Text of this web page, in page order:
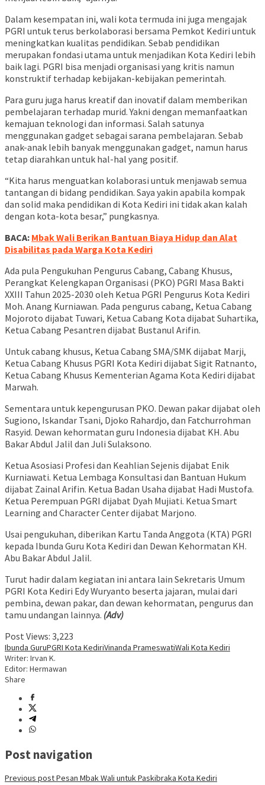
Dalam kesempatan ini, wali kota termuda ini juga mengajak
PGRI untuk terus berkolaborasi bersama Pemkot Kediri untuk
meningkatkan kualitas pendidikan. Sebab pendidikan
merupakan fondasi utama untuk menjadikan Kota Kediri lebih
baik lagi. PGRI bisa menjadi organisasi yang kritis namun
konstruktif terhadap kebijakan-kebijakan pemerintah.
Para guru juga harus kreatif dan inovatif dalam memberikan
pembelajaran terhadap murid. Yakni dengan memanfaatkan
kemajuan teknologi dan informasi. Salah satunya
menggunakan gadget sebagai sarana pembelajaran. Sebab
anak-anak lebih banyak menggunakan gadget, namun harus
tetap diarahkan untuk hal-hal yang positif.
“Kita harus menguatkan kolaborasi untuk menjawab semua
tantangan di bidang pendidikan. Saya yakin apabila kompak
dan solid maka pendidikan di Kota Kediri ini tidak akan kalah
dengan kota-kota besar,” pungkasnya.
BACA: Mbak Wali Berikan Bantuan Biaya Hidup dan Alat
Disabilitas pada Warga Kota Kediri
Ada pula Pengukuhan Pengurus Cabang, Cabang Khusus,
Perangkat Kelengkapan Organisasi (PKO) PGRI Masa Bakti
XXIII Tahun 2025-2030 oleh Ketua PGRI Pengurus Kota Kediri
Moh. Anang Kurniawan. Pada pengurus cabang, Ketua Cabang
Mojoroto dijabat Tuwari, Ketua Cabang Kota dijabat Suhartika,
Ketua Cabang Pesantren dijabat Bustanul Arifin.
Untuk cabang khusus, Ketua Cabang SMA/SMK dijabat Marji,
Ketua Cabang Khusus PGRI Kota Kediri dijabat Sigit Ratnanto,
Ketua Cabang Khusus Kementerian Agama Kota Kediri dijabat
Marwah.
Sementara untuk kepengurusan PKO. Dewan pakar dijabat oleh
Sugiono, Iskandar Tsani, Djoko Rahardjo, dan Fatchurrohman
Rasyid. Dewan kehormatan guru Indonesia dijabat KH. Abu
Bakar Abdul Jalil dan Juli Sulaksono.
Ketua Asosiasi Profesi dan Keahlian Sejenis dijabat Enik
Kurniawati. Ketua Lembaga Konsultasi dan Bantuan Hukum
dijabat Zainal Arifin. Ketua Badan Usaha dijabat Hadi Mustofa.
Ketua Perempuan PGRI dijabat Dyah Mujiati. Ketua Smart
Learning and Character Center dijabat Marjono.
Usai pengukuhan, diberikan Kartu Tanda Anggota (KTA) PGRI
kepada Ibunda Guru Kota Kediri dan Dewan Kehormatan KH.
Abu Bakar Abdul Jalil.
Turut hadir dalam kegiatan ini antara lain Sekretaris Umum
PGRI Kota Kediri Edy Wuryanto beserta jajaran, mulai dari
pembina, dewan pakar, dan dewan kehormatan, pengurus dan
tamu undangan lainnya. (Adv)
Post Views: 3,223
Ibunda GuruPGRI Kota KediriVinanda PrameswatiWali Kota Kediri
Writer: Irvan K.
Editor: Hermawan
Share
Post navigation
Previous postPesan Mbak Wali untuk Paskibraka Kota Kediri